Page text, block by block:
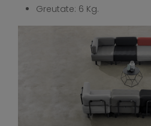
Greutate: 6 Kg.